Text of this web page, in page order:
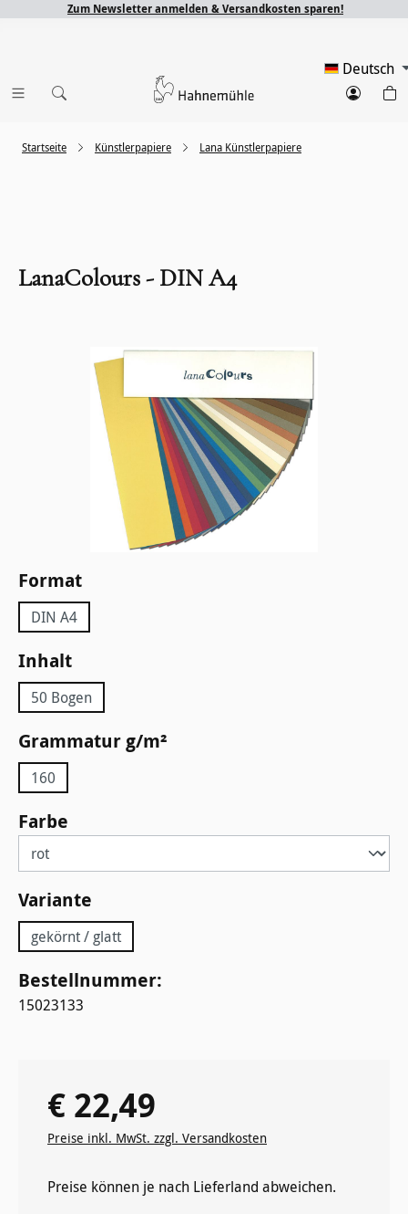
Zum Newsletter anmelden & Versandkosten sparen!
Deutsch
Lana Künstlerpapiere
Künstlerpapiere
Startseite
LanaColours - DIN A4
Bildergalerie überspringen
Formatauswählen
DIN A4
Inhaltauswählen
50 Bogen
Grammatur g/m²
160
Farbe
Variante
gekörnt / glatt
Bestellnummer:
15023133
Regulärer Preis:
€ 22,49
Preise inkl. MwSt. zzgl. Versandkosten
Preise können je nach Lieferland abweichen.